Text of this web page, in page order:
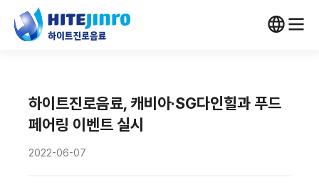
하이트진로음료, 캐비아·SG다인힐과 푸드
페어링 이벤트 실시
2022-06-07